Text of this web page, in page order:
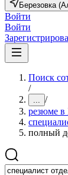
Березовка
Войти
Войти
Поиск
/
... /
резюме в
полный